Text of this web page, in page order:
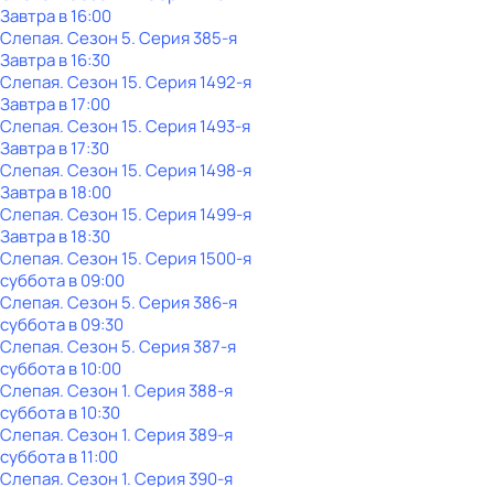
Завтра в 16:00
Слепая. Сезон 5. Серия 385-я
Завтра в 16:30
Слепая. Сезон 15. Серия 1492-я
Завтра в 17:00
Слепая. Сезон 15. Серия 1493-я
Завтра в 17:30
Слепая. Сезон 15. Серия 1498-я
Завтра в 18:00
Слепая. Сезон 15. Серия 1499-я
Завтра в 18:30
Слепая. Сезон 15. Серия 1500-я
субботав09:00
Слепая. Сезон 5. Серия 386-я
субботав09:30
Слепая. Сезон 5. Серия 387-я
субботав10:00
Слепая. Сезон 1. Серия 388-я
субботав10:30
Слепая. Сезон 1. Серия 389-я
субботав11:00
Слепая. Сезон 1. Серия 390-я